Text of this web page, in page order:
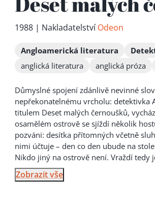
1988 | NakladatelstvíOdeon
Angloamerická literatura
anglická literatura
anglická próza
Důmyslné spojení zdánlivě nevinné
nepřekonatelnému vrcholu: detektivka
titulem Deset malých černoušků,
osamělém ostrově se sjíždí několik
pozváni: desítka přítomných včetně
nimi účtuje – den co den ubude na
Nikdo jiný na ostrově není. Vraždí tedy
Zobrazit vše